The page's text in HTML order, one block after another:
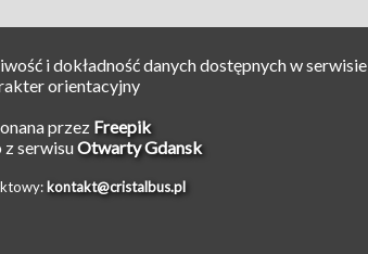
i dokładność danych dostępnych w serwisie
orientacyjny
przez Freepik
z serwisuOtwarty Gdansk
kontakt@cristalbus.pl